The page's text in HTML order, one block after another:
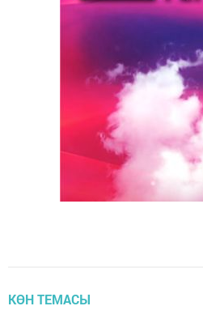
КӨН ТЕМАСЫ